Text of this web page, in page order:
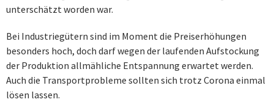
unterschätzt worden war.
Bei Industriegütern sind im Moment die Preiserhöhungen
besonders hoch, doch darf wegen der laufenden Aufstockung
der Produktion allmähliche Entspannung erwartet werden.
Auch die Transportprobleme sollten sich trotz Corona einmal
lösen lassen.